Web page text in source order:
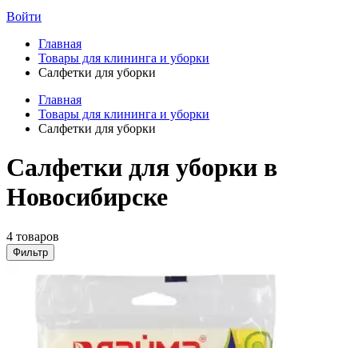
Войти
Главная
Товары для клининга и уборки
Салфетки для уборки
Главная
Товары для клининга и уборки
Салфетки для уборки
Салфетки для уборки в
Новосибирске
4 товаров
Фильтр